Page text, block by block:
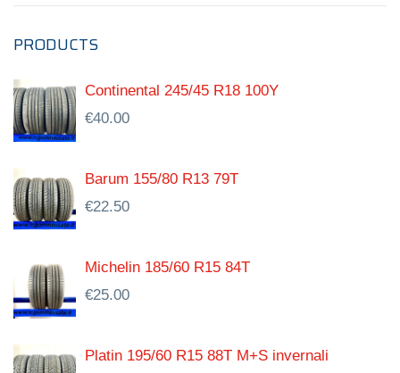
PRODUCTS
Continental 245/45 R18 100Y
€40.00
Barum 155/80 R13 79T
€22.50
Michelin 185/60 R15 84T
€25.00
Platin 195/60 R15 88T M+S invernali